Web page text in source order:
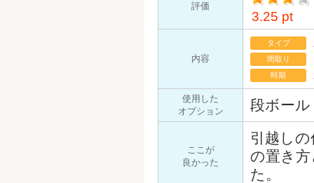
評価
イント
3.25 pt
内容
タイプ
間取り
時期
使用した
オプション
段ボー
ここが
良かった
引越し
の置き
た。